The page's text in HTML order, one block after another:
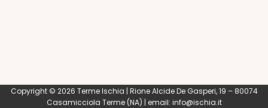
Copyright © 2026 Terme Ischia | Rione Alcide De Gasperi, 19 – 80074
Casamicciola Terme(NA) | email: info@ischia.it